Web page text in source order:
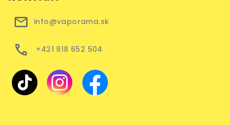
info@vaporama.sk
+421 918 652 504